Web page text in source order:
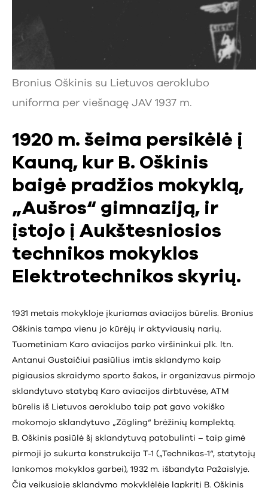
Bronius Oškinis su Lietuvos aeroklubo
uniforma per viešnagę JAV 1937 m.
1920 m. šeima persikėlė į
Kauną, kur B. Oškinis
baigė pradžios mokyklą,
„Aušros“ gimnaziją, ir
įstojo į Aukštesniosios
technikos mokyklos
Elektrotechnikos skyrių.
1931 metais mokykloje įkuriamas aviacijos būrelis. Bronius
Oškinis tampa vienu jo kūrėjų ir aktyviausių narių.
Tuometiniam Karo aviacijos parko viršininkui plk. ltn.
Antanui Gustaičiui pasiūlius imtis sklandymo kaip
pigiausios skraidymo sporto šakos, ir organizavus pirmojo
sklandytuvo statybą Karo aviacijos dirbtuvėse, ATM
būrelis iš Lietuvos aeroklubo taip pat gavo vokiško
mokomojo sklandytuvo „Zögling“ brėžinių komplektą.
B. Oškinis pasiūlė šį sklandytuvą patobulinti – taip gimė
pirmoji jo sukurta konstrukcija T-1 („Technikas-1“, statytojų
lankomos mokyklos garbei), 1932 m. išbandyta Pažaislyje.
Čia veikusioje sklandymo mokyklėlėje lapkritį B. Oškinis